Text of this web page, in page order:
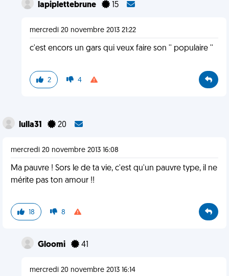
lapiplettebrune 15
mercredi 20 novembre 2013 21:22
c'est encors un gars qui veux faire son '' populaire ''
2 4
lulla31 20
mercredi 20 novembre 2013 16:08
Ma pauvre ! Sors le de ta vie, c'est qu'un pauvre type, il ne
mérite pas ton amour !!
18 8
Gloomi 41
mercredi 20 novembre 2013 16:14